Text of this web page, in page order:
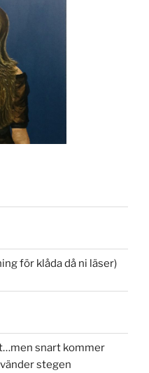
för klåda då ni läser)
snart kommer
stegen